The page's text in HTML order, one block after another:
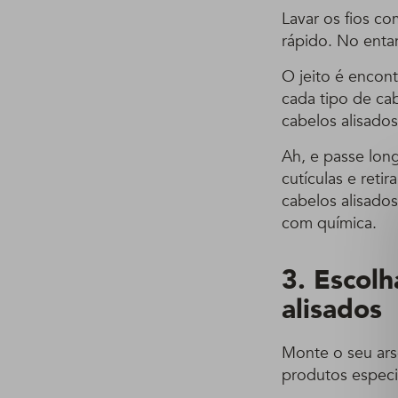
Lavar os fios
rápido. No
O jeito é
cada tipo de
cabelos
Ah, e passe
cutículas e
cabelos
com química.
3.
alisados
Monte o seu
produtos